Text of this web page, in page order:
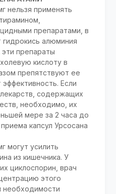
нельзя применять
препаратами, в
алюминия
эти препараты
кислоту в
препятствуют ее
Если
содержащих
необходимо, их
мере за 2 часа до
капсул Урсосана
могут усилить
из кишечника. У
циклоспорин, врач
этого
необходимости